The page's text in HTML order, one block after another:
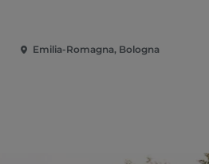
Emilia-Romagna, Bologna